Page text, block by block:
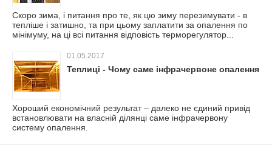
Скоро зима, і питання про те, як цю зиму перезимувати - в
тепліше і затишно, та при цьому заплатити за опалення по
мінімуму, на ці всі питання відповість терморегулятор...
01.05.2017
Теплиці - Чому саме інфрачервоне опалення
Хороший економічний результат – далеко не єдиний привід
встановлювати на власній ділянці саме інфрачервону
систему опалення.